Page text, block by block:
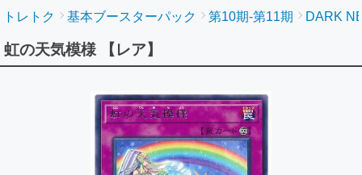
トレトク 基本ブースターパック 第10期-第11期 DARK
虹の天気模様 【レア】